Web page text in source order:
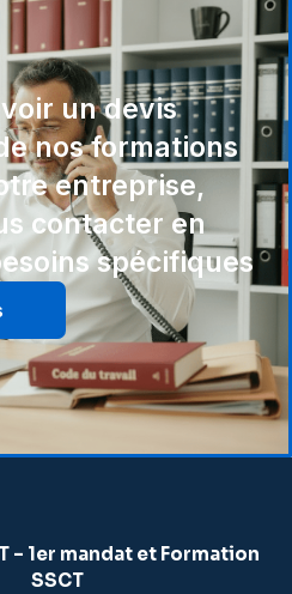
un devis
nos formations
entreprise,
contacter en
spécifiques
– 1er mandat et Formation
SSCT